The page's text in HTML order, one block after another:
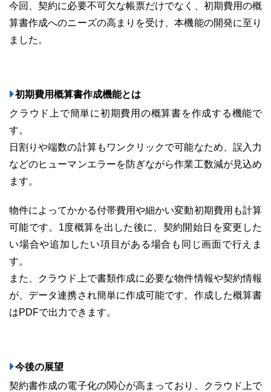
今回、契約に必要不可欠な帳票だけでなく、初期費用の概
算書作成へのニーズの高まりを受け、本機能の開発に至り
ました。
初期費用概算書作成機能とは
クラウド上で簡単に初期費用の概算書を作成する機能で
す。
日割りや端数の計算もワンクリックで可能なため、誤入力
などのヒューマンエラーを防ぎながら作業工数減が見込め
ます。
物件によってかかる付帯費用や細かい変動初期費用も計算
可能です。1度概算を出した後に、契約開始日を変更した
い場合や追加したい項目がある場合も同じ画面で行えま
す。
また、クラウド上で書類作成に必要な物件情報や契約情報
が、データ連携され簡単に作成可能です。作成した概算書
はPDFで出力できます。
今後の展望
契約書作成の電子化の関心が高まっており、クラウド上で